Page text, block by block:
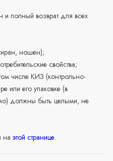
полный возврат для всех
ношен);
свойства;
числе КИЗ (контрольно-
или его упаковке (в
должны быть целыми, не
на этой странице.